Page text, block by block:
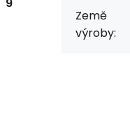
Země
výroby: